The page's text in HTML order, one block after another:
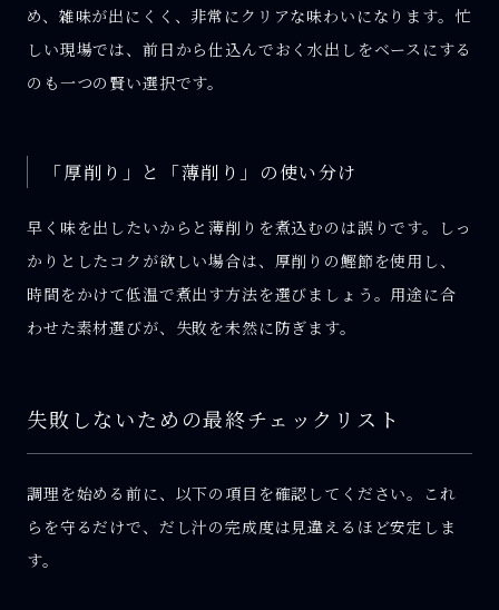
め、雑味が出にくく、非常にクリアな味わいになります。忙
しい現場では、前日から仕込んでおく水出しをベースにする
のも一つの賢い選択です。
「厚削り」と「薄削り」の使い分け
早く味を出したいからと薄削りを煮込むのは誤りです。しっ
かりとしたコクが欲しい場合は、厚削りの鰹節を使用し、
時間をかけて低温で煮出す方法を選びましょう。用途に合
わせた素材選びが、失敗を未然に防ぎます。
失敗しないための最終チェックリスト
調理を始める前に、以下の項目を確認してください。これ
らを守るだけで、だし汁の完成度は見違えるほど安定しま
す。